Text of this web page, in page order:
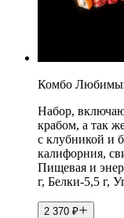
Комбо
Набор,
крабом, а так
с клубникой и
калифорния,
Пищевая и
г, Белки-5,5 г,
2 370 ₽